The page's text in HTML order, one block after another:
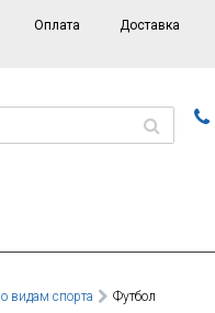
Оплата Доставка
видам спорта Футбол